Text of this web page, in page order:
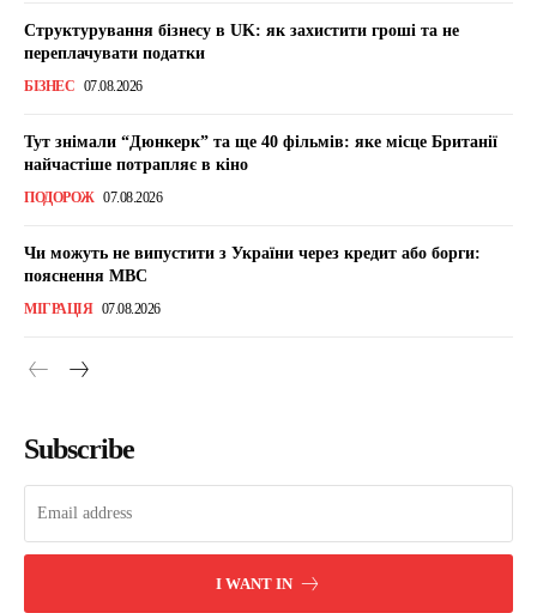
Структурування бізнесу в UK: як захистити гроші та не
переплачувати податки
БІЗНЕС 07.08.2026
Тут знімали “Дюнкерк” та ще 40 фільмів: яке місце Британії
найчастіше потрапляє в кіно
ПОДОРОЖ 07.08.2026
Чи можуть не випустити з України через кредит або борги:
пояснення МВС
МІГРАЦІЯ 07.08.2026
Subscribe
I WANT IN